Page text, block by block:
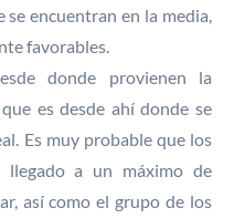
se encuentran en la media,
favorables.
donde provienen la
es desde ahí donde se
Es muy probable que los
llegado a un máximo de
así como el grupo de los